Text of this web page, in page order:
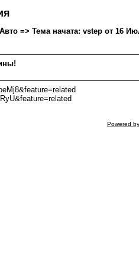
=> Тема начата: vstep от 16
Powered